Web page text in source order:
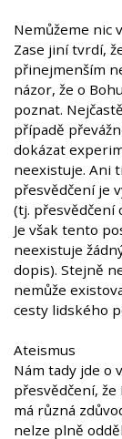
Nemůžeme nic
Zase jiní tvrdí,
přinejmenším
názor, že o
poznat.
případě
dokázat
neexistuje. Ani
přesvědčení je
(tj. přesvědčení
Je však tento
neexistuje
dopis). Stejně
nemůže
cesty lidského
Ateismus
Nám tady jde o
přesvědčení,
má různá
nelze plně